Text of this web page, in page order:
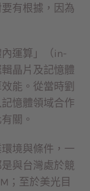
有根據，因為
運算」（in-
晶片及記憶體
能。從當時劉
憶體領域合作
關。
境與條件，一
與台灣處於競
；至於美光目